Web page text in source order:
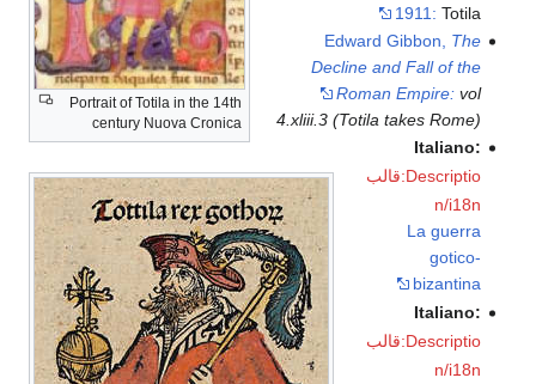
Portrait of Totila in the 14th
century Nuova Cronica
1911: Totila
Edward Gibbon, The
Decline and Fall of the
Roman Empire:vol
4.xliii.3 (Totila takes Rome)
Italiano:
قالب:Descriptio
n/i18n
La guerra
gotico-
bizantina
Italiano:
قالب:Descriptio
n/i18n